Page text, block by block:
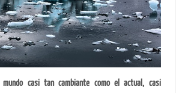
casi tan cambiante como el actual, casi